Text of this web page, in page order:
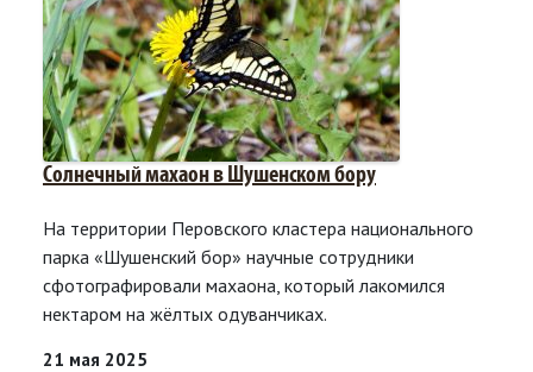
Солнечный махаон в Шушенском бору
На территории Перовского кластера национального
парка «Шушенский бор» научные сотрудники
сфотографировали махаона, который лакомился
нектаром на жёлтых одуванчиках.
21 мая 2025